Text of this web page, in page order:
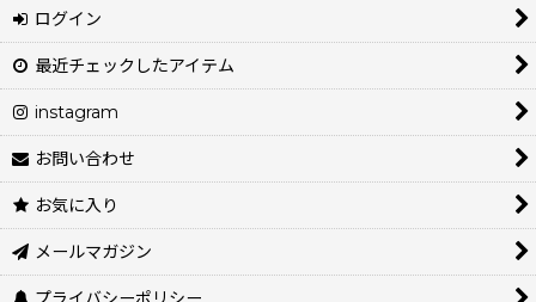
ログイン
最近チェックしたアイテム
instagram
お問い合わせ
お気に入り
メールマガジン